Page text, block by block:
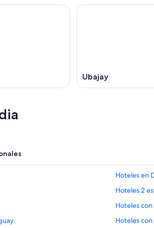
Ubajay
Hoteles en
Hoteles 2
Hoteles
Hoteles